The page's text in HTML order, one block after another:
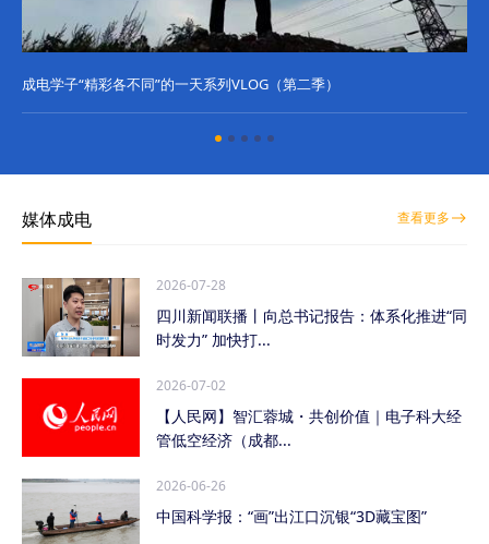
成电学子“精彩各不同”的一天系列VLOG（第二季）
媒体成电 查看更多
2026-07-28
四川新闻联播丨向总书记报告：体系化推进“同
时发力” 加快打...
2026-07-02
【人民网】智汇蓉城・共创价值｜电子科大经
管低空经济（成都...
2026-06-26
中国科学报：“画”出江口沉银“3D藏宝图”